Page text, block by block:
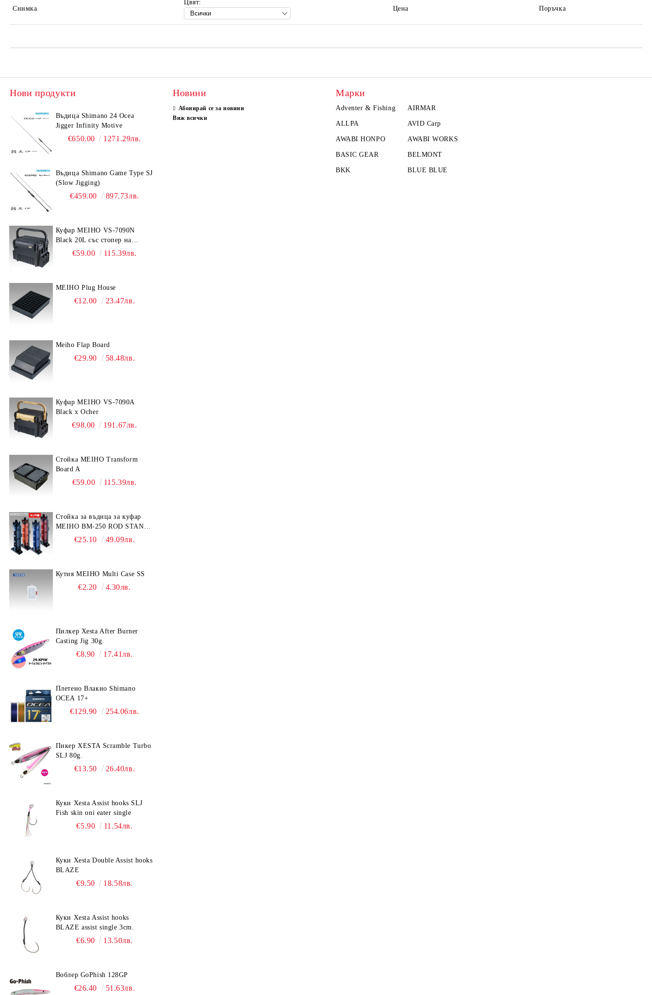
Снимка
Цвят:
Цена
Поръчка
Нови продукти
Въдица Shimano 24 Ocea
Jigger Infinity Motive
€650.00 1271.29лв.
Въдица Shimano Game Type SJ
(Slow Jigging)
€459.00 897.73лв.
Куфар MEIHO VS-7090N
Black 20L със стопер на
дръжката€59.00 115.39лв.
MEIHO Plug House
€12.00 23.47лв.
Meiho Flap Board
€29.90 58.48лв.
Куфар MEIHO VS-7090A
Black x Ocher
€98.00 191.67лв.
Стойка MEIHO Transform
Board A
€59.00 115.39лв.
Стойка за въдица за куфар
MEIHO BM-250 ROD STAND
-Light Blue/Black color
€25.10 49.09лв.
Кутия MEIHO Multi Case SS
€2.20 4.30лв.
Пилкер Xesta After Burner
Casting Jig 30g.
€8.90 17.41лв.
Плетено Влакно Shimano
OCEA 17+
€129.90 254.06лв.
Пикер XESTA Scramble Turbo
SLJ 80g.
€13.50 26.40лв.
Куки Xesta Assist hooks SLJ
Fish skin oni eater single
€5.90 11.54лв.
Куки Xesta Double Assist hooks
BLAZE
€9.50 18.58лв.
Куки Xesta Assist hooks
BLAZE assist single 3cm.
€6.90 13.50лв.
Воблер GoPhish 128GP
€26.40 51.63лв.
Новини
Абонирай се за новини
Виж всички
Марки
Adventer & Fishing AIRMAR
ALLPA AVID Carp
AWABI HONPO AWABI WORKS
BASIC GEAR BELMONT
BKK BLUE BLUE